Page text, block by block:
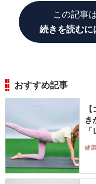
この記事
続きを読むに
おすすめ記事
き
健